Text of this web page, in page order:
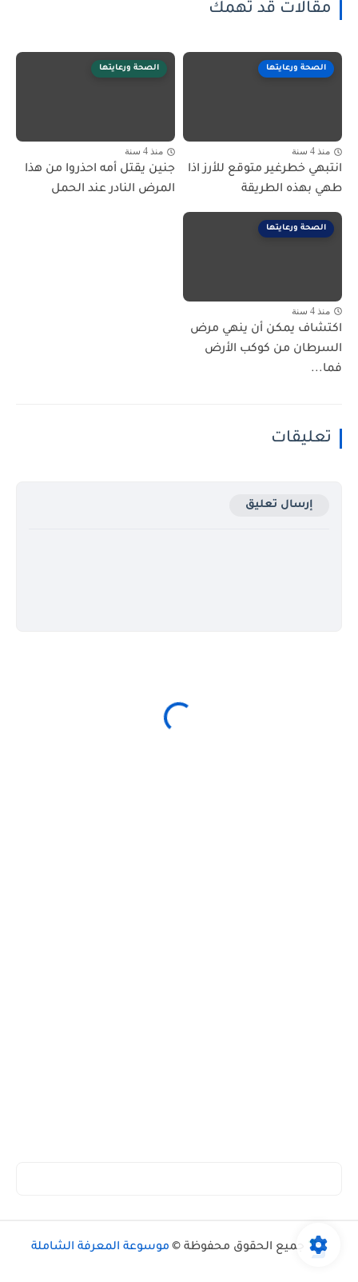
مقالات قد تهمك
الصحة ورعايتها
منذ 4 سنة
انتبهي خطرغير متوقع للأرز اذا
طهي بهذه الطريقة
الصحة ورعايتها
منذ 4 سنة
جنين يقتل أمه احذروا من هذا
المرض النادر عند الحمل
الصحة ورعايتها
منذ 4 سنة
اكتشاف يمكن أن ينهي مرض
السرطان من كوكب الأرض
فما...
تعليقات
إرسال تعليق
جميع الحقوق محفوظة © موسوعة المعرفة الشاملة